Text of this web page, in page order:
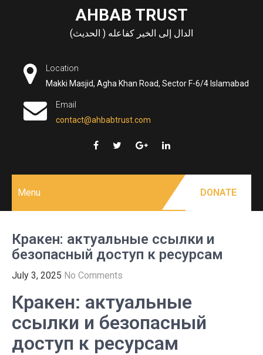
AHBAB TRUST
الدال إلى الخير كفاعله ( الحديث)
Location
Makki Masjid, Agha Khan Road, Sector F-6/4 Islamabad
Email
contact@ahbabtrust.com
Menu DONATE
Кракен: актуальные ссылки и
безопасный доступ к ресурсам
July 3, 2025 No Comments
Кракен: актуальные
ссылки и безопасный
доступ к ресурсам